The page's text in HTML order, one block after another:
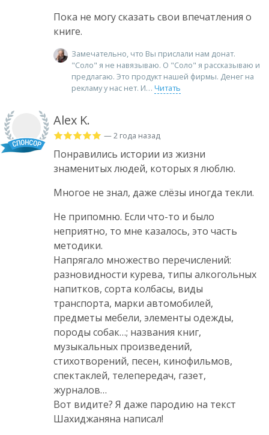
Пока не могу сказать свои впечатления о
книге.
Замечательно, что Вы прислали нам донат.
"Соло" я не навязываю. О "Соло" я рассказываю и
предлагаю. Это продукт нашей фирмы. Денег на
рекламу у нас нет. И
Читать
Alex K.
— 2 года назад
Понравились истории из жизни
знаменитых людей, которых я люблю.
Многое не знал, даже слёзы иногда текли.
Не припомню. Если что-то и было
неприятно, то мне казалось, это часть
методики.
Напрягало множество перечислений:
разновидности курева, типы алкогольных
напитков, сорта колбасы, виды
транспорта, марки автомобилей,
предметы мебели, элементы одежды,
породы собак…; названия книг,
музыкальных произведений,
стихотворений, песен, кинофильмов,
спектаклей, телепередач, газет,
журналов…
Вот видите? Я даже пародию на текст
Шахиджаняна написал!